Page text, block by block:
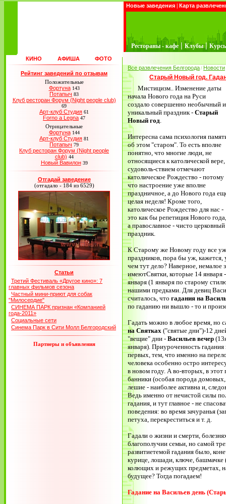
Новые заведения | Карта
Рестораны - кафе | Клубы |
КИНО АФИША ФОТО
Рейтинг заведений по отзывам
Положительные
Фортуна 143
Потапыч 83
Клуб ресторан Форум (Night people club)
69
Арт-клуб Студия 61
Forno a Legna 47
Отрицательные
Фортуна 144
Арт-клуб Студия 81
Потапыч 79
Клуб ресторан Форум (Night people
club) 44
Новый Вавилон 39
Отгадай заведение
(отгадало - 184 из 6529)
Статьи
Третий Фестиваль «Другое кино»: 7
главных фильмов сезона
Частный мини-приют для собак
"Милосердие"
СИНЕМА ПАРК признан «Компанией
года-2011»
Социальные сети
Синема Парк в Сити Молл Белгородский
Партнеры и объявления
Все развлечения Белгорода / Новости
Старый Новый год.
Мистицизм.. Изменение даты
начала Нового года на Руси
создало совершенно необычный и
уникальный праздник - Старый
Новый год.
Интересна сама психология
об этом "старом". То есть вполне
понятно, что многие люди, не
относящиеся к католической вере,
судоволь-ствием отмечают
католическое Рождество - потому
что настроение уже вполне
праздничное, а до Нового года
целая неделя! Кроме того,
католическое Рождество для нас -
это как бы репетиция Нового года,
а православное - чисто церковный
праздник.
К Старому же Новому году все
праздников, пора бы уж,
чем тут дело? Наверное, немалое
имеютСвятки, которые 14 января
января (1 января по старому
нашими предками. Для девиц
считалось, что гадания на
по гаданию ни вышло - то и
Гадать можно в любое время, но
на Святках ("святые дни")-12
"вещие" дни - Васильев вечер
января). Приуроченность
первых, тем, что именно на
человека особенно остро
в новом году. А во-вторых, в
банники (особая порода
лешие - наиболее активна и,
Ведь именно от нечистой силы
гадания, и тут главное - не
поведения: во время зачуранья
петуха, перекреститься и т. д.
Гадали о жизни и смерти,
благополучии семьи, но самой
развитиетемой гадания было,
курице, лошади, ключе, башмачке
колющих и режущих предметах,
будущее? Тогда погадаем!
Гадание на Васильев день